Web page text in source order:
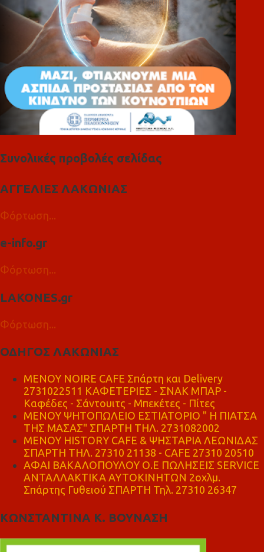
Συνολικές προβολές σελίδας
ΑΓΓΕΛΙΕΣ ΛΑΚΩΝΙΑΣ
Φόρτωση...
e-info.gr
Φόρτωση...
LAKONES.gr
Φόρτωση...
ΟΔΗΓΟΣ ΛΑΚΩΝΙΑΣ
MENOY NOIRE CAFE Σπάρτη και Delivery
2731022511 ΚΑΦΕΤΕΡΙΕΣ - ΣΝΑΚ ΜΠΑΡ -
Καφέδες - Σάντουιτς - Μπεκέτες - Πίτες
ΜΕΝΟΥ ΨΗΤΟΠΩΛΕΙΟ ΕΣΤΙΑΤΟΡΙΟ " Η ΠΙΑΤΣΑ
ΤΗΣ ΜΑΣΑΣ" ΣΠΑΡΤΗ ΤΗΛ. 2731082002
ΜΕΝΟΥ HISTORY CAFE & ΨΗΣΤΑΡΙΑ ΛΕΩΝΙΔΑΣ
ΣΠΑΡΤΗ ΤΗΛ. 27310 21138 - CAFE 27310 20510
ΑΦΑΙ ΒΑΚΑΛΟΠΟΥΛΟΥ Ο.Ε ΠΩΛΗΣΕΙΣ SERVICE
ΑΝΤΑΛΛΑΚΤΙΚΑ ΑΥΤΟΚΙΝΗΤΩΝ 2οχλμ.
Σπάρτης Γυθειού ΣΠΑΡΤΗ Τηλ. 27310 26347
ΚΩΝΣΤΑΝΤΙΝΑ Κ. ΒΟΥΝΑΣΗ